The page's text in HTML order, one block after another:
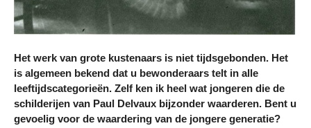
Het werk van grote kustenaars is niet tijdsgebonden. Het
is algemeen bekend dat u bewonderaars telt in alle
leeftijdscategorieën. Zelf ken ik heel wat jongeren die de
schilderijen van Paul Delvaux bijzonder waarderen. Bent u
gevoelig voor de waardering van de jongere generatie?